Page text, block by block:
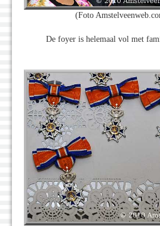
(Foto
De foyer is helemaal vol met